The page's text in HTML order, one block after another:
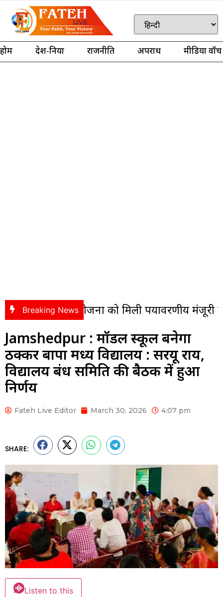
होम देश-दुनिया राजनीति अपराध मीडिया वॉच
Breaking Newsको मिली पर्यावरणीय मंजूरी की पहली
Jamshedpur : मॉडल स्कूल बनेगा
ठक्कर बापा मध्य विद्यालय : सरयू राय,
विद्यालय प्रबंध समिति की बैठक में हुआ
निर्णय
Fateh Live Editor March 30, 2026 4:07 pm
SHARE:
Listen to this